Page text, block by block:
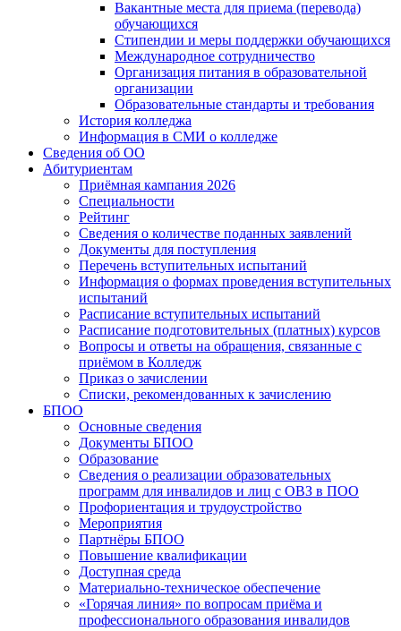
Вакантные места для приема (перевода)
обучающихся
Стипендии и меры поддержки обучающихся
Международное сотрудничество
Организация питания в образовательной
организации
Образовательные стандарты и требования
История колледжа
Информация в СМИ о колледже
Сведения об ОО
Абитуриентам
Приёмная кампания 2026
Специальности
Рейтинг
Сведения о количестве поданных заявлений
Документы для поступления
Перечень вступительных испытаний
Информация о формах проведения вступительных
испытаний
Расписание вступительных испытаний
Расписание подготовительных (платных) курсов
Вопросы и ответы на обращения, связанные с
приёмом в Колледж
Приказ о зачислении
Списки, рекомендованных к зачислению
БПОО
Основные сведения
Документы БПОО
Образование
Сведения о реализации образовательных
программ для инвалидов и лиц с ОВЗ в ПОО
Профориентация и трудоустройство
Мероприятия
Партнёры БПОО
Повышение квалификации
Доступная среда
Материально-техническое обеспечение
«Горячая линия» по вопросам приёма и
профессионального образования инвалидов